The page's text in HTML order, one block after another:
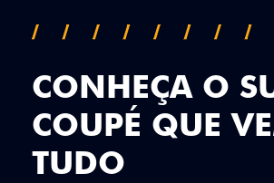
CONHEÇA O
COUPÉ QUE
TUDO